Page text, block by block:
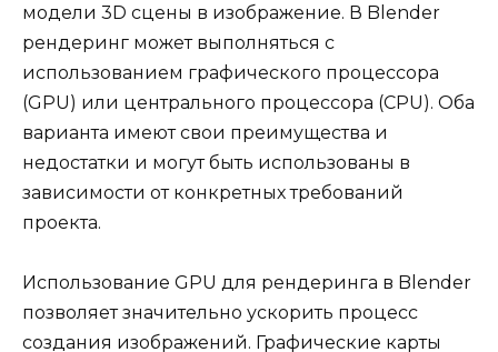
модели 3D сцены в изображение. В Blender
рендеринг может выполняться с
использованием графического процессора
(GPU) или центрального процессора (CPU). Оба
варианта имеют свои преимущества и
недостатки и могут быть использованы в
зависимости от конкретных требований
проекта.
Использование GPU для рендеринга в Blender
позволяет значительно ускорить процесс
создания изображений. Графические карты